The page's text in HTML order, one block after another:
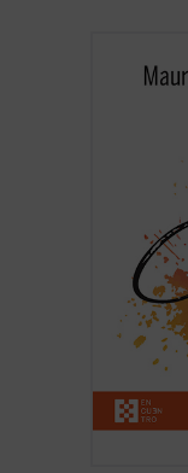
No existe
formación,
son breves
Lepori